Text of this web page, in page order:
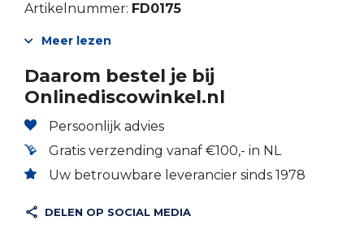
Artikelnummer: FD0175
Meer lezen
Daarom bestel je bij
Onlinediscowinkel.nl
Persoonlijk advies
Gratis verzending vanaf €100,- in NL
Uw betrouwbare leverancier sinds 1978
DELEN OP SOCIAL MEDIA